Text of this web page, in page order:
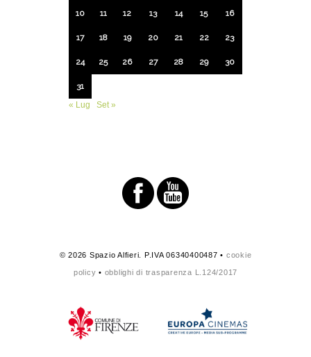
10 11 12 13 14 15 16
17 18 19 20 21 22 23
24 25 26 27 28 29 30
31
« Lug
Set »
© 2026 Spazio Alfieri. P.IVA 06340400487 • cookie
policy • obblighi di trasparenza L.124/2017